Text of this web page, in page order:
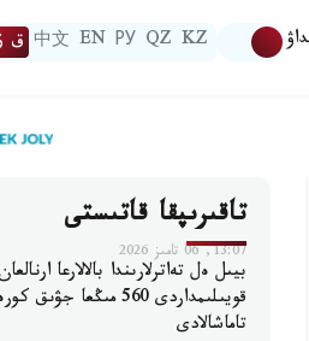
KZ
QZ
РУ
EN
中文 ق
تاقىرىپقا قاتىستى
13:07, 06 تامىز 2026
بيىل ەل تەاترلارىندا بالالارعا ارنالعان
قويىلىمداردى 560 مىڭعا
تاماشالادى